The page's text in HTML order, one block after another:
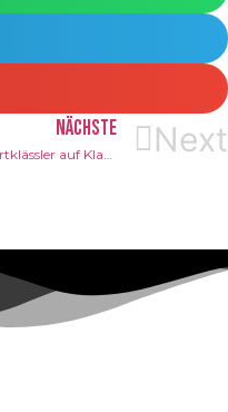
NÄCHSTE
Viertklässler auf Klassenfahrt Next